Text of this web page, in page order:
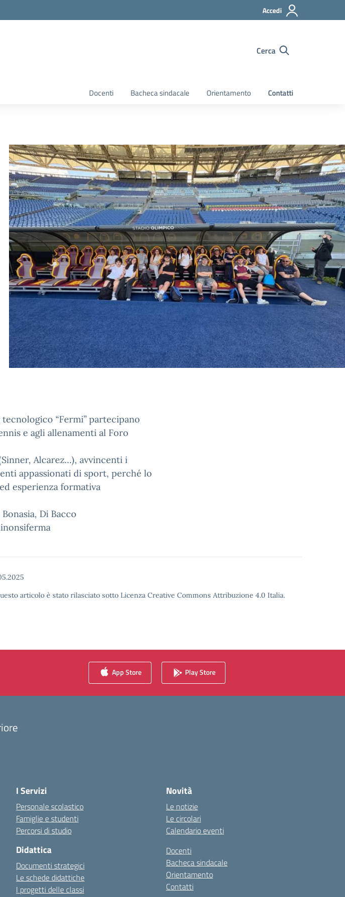
Accedi
Cerca
Docenti Bacheca sindacale Orientamento Contatti
“Fermi” partecipano
e agli allenamenti al Foro
Alcarez…), avvincenti i
appassionati di sport, perché lo
esperienza formativa
Di Bacco
articolo è stato rilasciato sotto Licenza Creative Commons Attribuzione 4.0 Italia.
App Store Play Store
I Servizi
Personale scolastico
Famiglie e studenti
Percorsi di studio
Didattica
Documenti strategici
Le schede didattiche
I progetti delle classi
Novità
Le notizie
Le circolari
Calendario eventi
Docenti
Bacheca sindacale
Orientamento
Contatti